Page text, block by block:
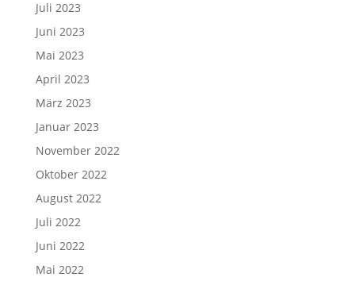
Juli 2023
Juni 2023
Mai 2023
April 2023
März 2023
Januar 2023
November 2022
Oktober 2022
August 2022
Juli 2022
Juni 2022
Mai 2022